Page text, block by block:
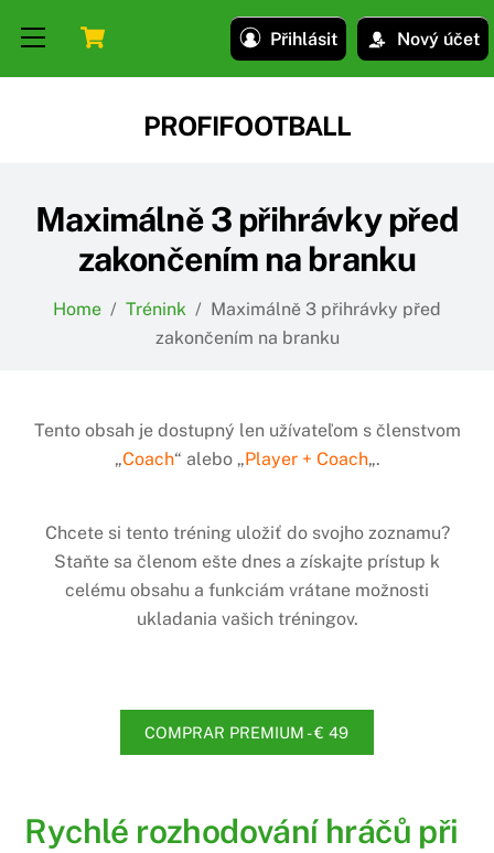
Přihlásit Nový účet
Menu
PROFIFOOTBALL
Maximálně 3 přihrávky před
zakončením na branku
Home / Trénink / Maximálně 3 přihrávky před
zakončením na branku
Tento obsah je dostupný len užívateľom s členstvom
„Coach“ alebo „Player + Coach„.
Chcete si tento tréning uložiť do svojho zoznamu?
Staňte sa členom ešte dnes a získajte prístup k
celému obsahu a funkciám vrátane možnosti
ukladania vašich tréningov.
COMPRAR PREMIUM - € 49
Rychlé rozhodování hráčů při